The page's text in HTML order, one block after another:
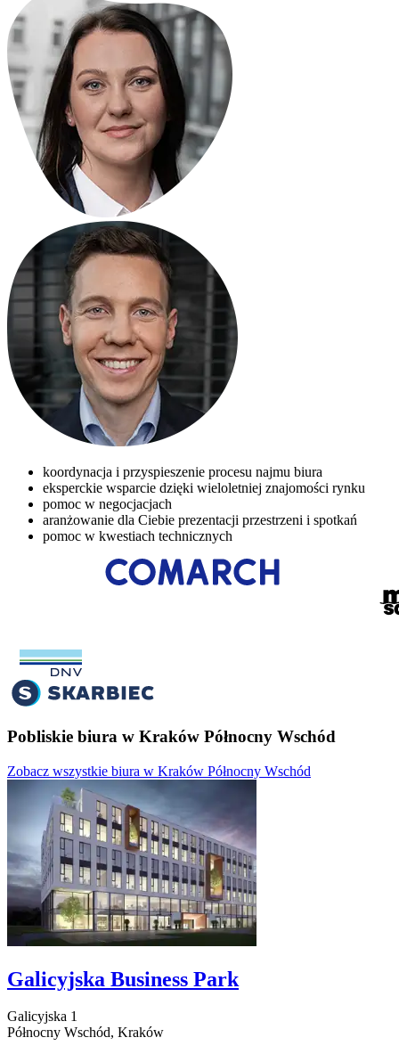
koordynacja i przyspieszenie procesu najmu biura
eksperckie wsparcie dzięki wieloletniej znajomości rynku
pomoc w negocjacjach
aranżowanie dla Ciebie prezentacji przestrzeni i spotkań
pomoc w kwestiach technicznych
Pobliskie biura w Kraków Północny Wschód
Zobacz wszystkie biura w Kraków Północny Wschód
Galicyjska Business Park
Galicyjska 1
Północny Wschód, Kraków